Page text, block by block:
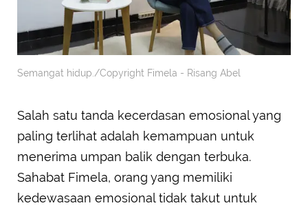
Semangat hidup./Copyright Fimela - Risang Abel
Salah satu tanda kecerdasan emosional yang
paling terlihat adalah kemampuan untuk
menerima umpan balik dengan terbuka.
Sahabat Fimela, orang yang memiliki
kedewasaan emosional tidak takut untuk